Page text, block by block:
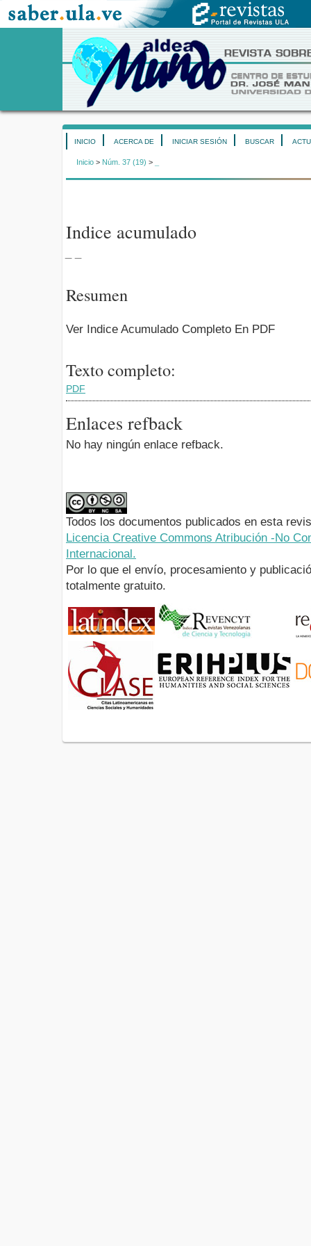
INICIO ACERCA DE INICIAR SESIÓN BUSCAR
Inicio > Núm. 37 (19) >
Indice acumulado
Resumen
Ver Indice Acumulado Completo En PDF
Texto completo:
PDF
Enlaces refback
No hay ningún enlace refback.
Todos los documentos publicados en esta
Licencia Creative Commons Atribución -No
Internacional.
Por lo que el envío, procesamiento y
totalmente gratuito.